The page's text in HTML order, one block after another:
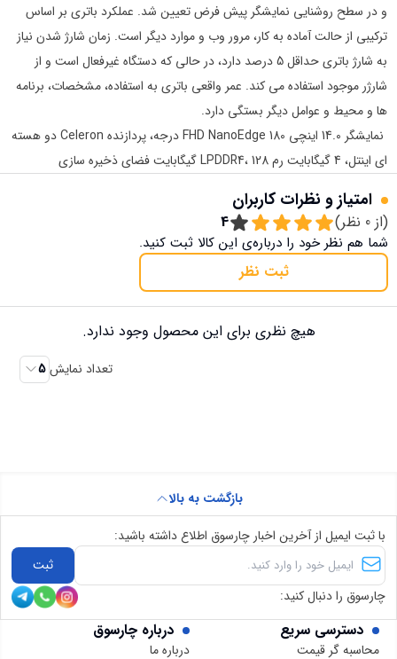
و در سطح روشنایی نمایشگر پیش فرض تعیین شد. عملکرد باتری بر اساس
ترکیبی از حالت آماده به کار، مرور وب و موارد دیگر است. زمان شارژ شدن نیاز
به شارژ باتری حداقل 5 درصد دارد، در حالی که دستگاه غیرفعال است و از
شارژر موجود استفاده می کند. عمر واقعی باتری به استفاده، مشخصات، برنامه
ها و محیط و عوامل دیگر بستگی دارد.
نمایشگر 14.0 اینچی FHD NanoEdge 180 درجه، پردازنده Celeron دو هسته
ای اینتل، 4 گیگابایت رم LPDDR4، 128 گیگابایت فضای ذخیره سازی
امتیاز و نظرات کاربران
(از 0 نظر) 4
شما هم نظر خود را درباره‌ی این کالا ثبت کنید.
ثبت نظر
هیچ نظری برای این محصول وجود ندارد.
تعداد نمایش 5
دسترسی سریع
محاسبه گر قیمت
درباره چارسوق
درباره ما
بازگشت به بالا
با ثبت ایمیل از آخرین اخبار چارسوق اطلاع داشته باشید:
ثبت
چارسوق را دنبال کنید: